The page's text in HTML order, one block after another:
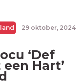
29 oktober, 2024
‘Def
Hart’